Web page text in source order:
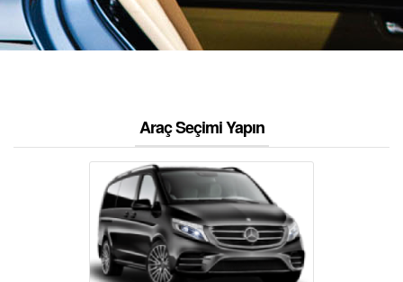
HABERLER
BELEK TRANSFER
ÜYE GİRİŞİ / KAYIT
Araç Seçimi Yapın